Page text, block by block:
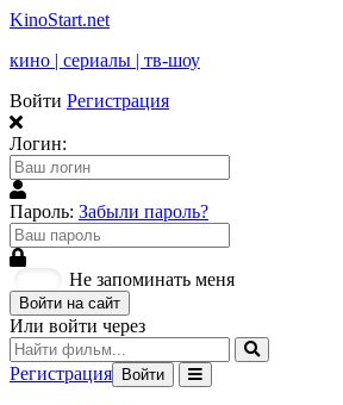
KinoStart.net
кино | сериалы | тв-шоу
Войти Регистрация
Логин:
Пароль: Забыли пароль?
Не запоминать меня
Войти на сайт
Или войти через
Регистрация Войти